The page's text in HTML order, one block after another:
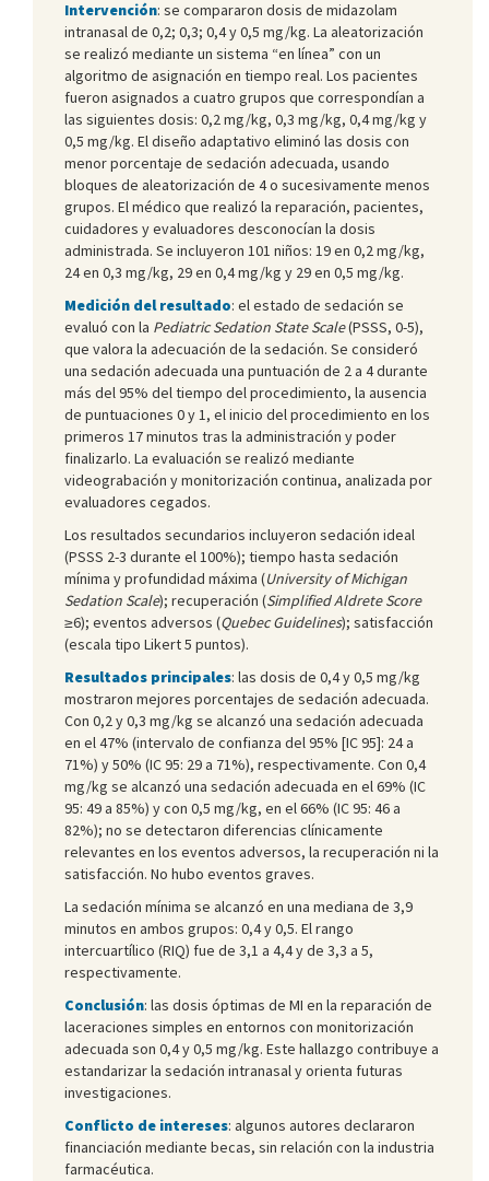
Intervención: se compararon dosis de midazolam
intranasal de 0,2; 0,3; 0,4 y 0,5 mg/kg. La aleatorización
se realizó mediante un sistema “en línea” con un
algoritmo de asignación en tiempo real. Los pacientes
fueron asignados a cuatro grupos que correspondían a
las siguientes dosis: 0,2 mg/kg, 0,3 mg/kg, 0,4 mg/kg y
0,5 mg/kg. El diseño adaptativo eliminó las dosis con
menor porcentaje de sedación adecuada, usando
bloques de aleatorización de 4 o sucesivamente menos
grupos. El médico que realizó la reparación, pacientes,
cuidadores y evaluadores desconocían la dosis
administrada. Se incluyeron 101 niños: 19 en 0,2 mg/kg,
24 en 0,3 mg/kg, 29 en 0,4 mg/kg y 29 en 0,5 mg/kg.
Medición del resultado: el estado de sedación se
evaluó con la Pediatric Sedation State Scale(PSSS, 0-5),
que valora la adecuación de la sedación. Se consideró
una sedación adecuada una puntuación de 2 a 4 durante
más del 95% del tiempo del procedimiento, la ausencia
de puntuaciones 0 y 1, el inicio del procedimiento en los
primeros 17 minutos tras la administración y poder
finalizarlo. La evaluación se realizó mediante
videograbación y monitorización continua, analizada por
evaluadores cegados.
Los resultados secundarios incluyeron sedación ideal
(PSSS 2-3 durante el 100%); tiempo hasta sedación
mínima y profundidad máxima (University of Michigan
Sedation Scale); recuperación (Simplified Aldrete Score
≥6); eventos adversos (Quebec Guidelines); satisfacción
(escala tipo Likert 5 puntos).
Resultados principales: las dosis de 0,4 y 0,5 mg/kg
mostraron mejores porcentajes de sedación adecuada.
Con 0,2 y 0,3 mg/kg se alcanzó una sedación adecuada
en el 47% (intervalo de confianza del 95% [IC 95]: 24 a
71%) y 50% (IC 95: 29 a 71%), respectivamente. Con 0,4
mg/kg se alcanzó una sedación adecuada en el 69% (IC
95: 49 a 85%) y con 0,5 mg/kg, en el 66% (IC 95: 46 a
82%); no se detectaron diferencias clínicamente
relevantes en los eventos adversos, la recuperación ni la
satisfacción. No hubo eventos graves.
La sedación mínima se alcanzó en una mediana de 3,9
minutos en ambos grupos: 0,4 y 0,5. El rango
intercuartílico (RIQ) fue de 3,1 a 4,4 y de 3,3 a 5,
respectivamente.
Conclusión: las dosis óptimas de MI en la reparación de
laceraciones simples en entornos con monitorización
adecuada son 0,4 y 0,5 mg/kg. Este hallazgo contribuye a
estandarizar la sedación intranasal y orienta futuras
investigaciones.
Conflicto de intereses: algunos autores declararon
financiación mediante becas, sin relación con la industria
farmacéutica.